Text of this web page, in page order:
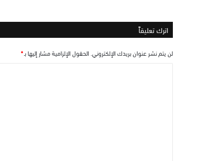
اترك تعليقاً
لن يتم نشر عنوان بريدك الإلكتروني. الحقول الإلزامية مشار إليها بـ*